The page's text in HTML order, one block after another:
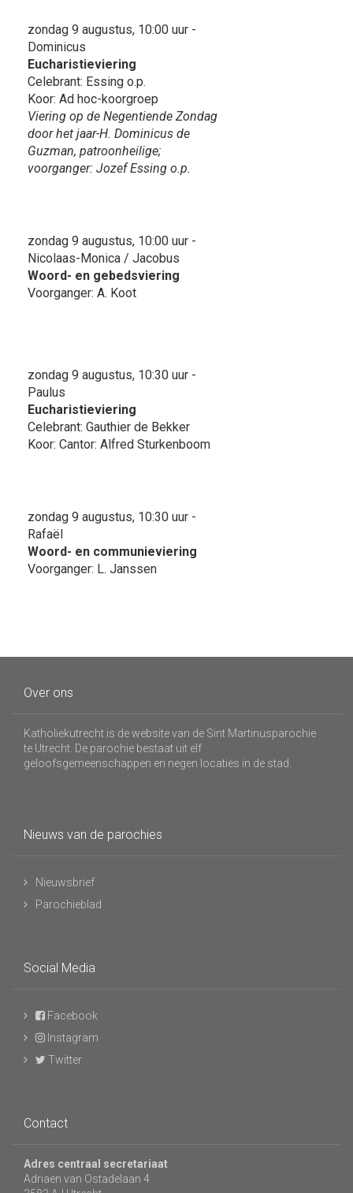
zondag 9 augustus, 10:00 uur -
Dominicus
Eucharistieviering
Celebrant: Essing o.p.
Koor: Ad hoc-koorgroep
Viering op de Negentiende Zondag
door het jaar-H. Dominicus de
Guzman, patroonheilige;
voorganger: Jozef Essing o.p.
zondag 9 augustus, 10:00 uur -
Nicolaas-Monica / Jacobus
Woord- en gebedsviering
Voorganger: A. Koot
zondag 9 augustus, 10:30 uur -
Paulus
Eucharistieviering
Celebrant: Gauthier de Bekker
Koor: Cantor: Alfred Sturkenboom
zondag 9 augustus, 10:30 uur -
Rafaël
Woord- en communieviering
Voorganger: L. Janssen
Over ons
Katholiekutrecht is de website van de Sint Martinusparochie
te Utrecht. De parochie bestaat uit elf
geloofsgemeenschappen en negen locaties in de stad.
Nieuws van de parochies
Nieuwsbrief
Parochieblad
Social Media
Facebook
Instagram
Twitter
Contact
Adres centraal secretariaat
Adriaen van Ostadelaan 4